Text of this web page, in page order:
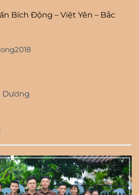
Bích Động – Việt Yên – Bắc
Dương